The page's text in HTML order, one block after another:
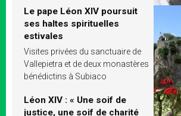
Le pape Léon XIV poursuit
ses haltes spirituelles
estivales
Visites privées du sanctuaire de
Vallepietra et de deux monastères
bénédictins à Subiaco
Léon XIV : « Une soif de
justice, une soif de charité